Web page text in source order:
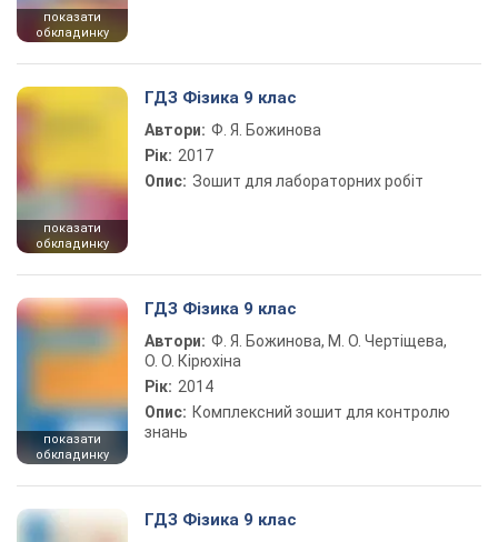
показати
обкладинку
показати
обкладинку
ГДЗ Фізика 9 клас
Автори: Ф. Я. Божинова
Рік: 2017
Опис:
Зошит для лабораторних робіт
показати
обкладинку
ГДЗ Фізика 9 клас
Автори: Ф. Я. Божинова, М. О. Чертіщева,
О. О. Кірюхіна
Рік: 2014
Опис: Комплексний зошит для контролю
знань
ГДЗ Фізика 9 клас